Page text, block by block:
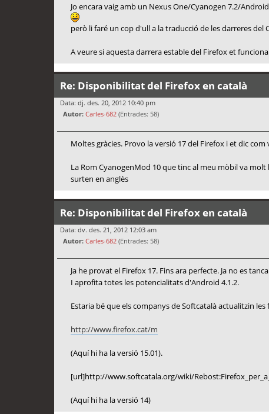
Jo encara vaig amb un Nexus One/Cyanogen 7.2/
però li faré un cop d'ull a la traducció de les darreres del
A veure si aquesta darrera estable del Firefox et
Re: Disponibilitat del Firefox en català
Data: dj. des. 20, 2012 10:40 pm
Autor: Carles-682 (Entrades: 58)
Moltes gràcies. Provo la versió 17 del Firefox i et dic com
La Rom CyanogenMod 10 que tinc al meu mòbil va
surten en anglès
Re: Disponibilitat del Firefox en català
Data: dv. des. 21, 2012 12:03 am
Autor: Carles-682 (Entrades: 58)
Ja he provat el Firefox 17. Fins ara perfecte. Ja no es
I aprofita totes les potencialitats d'Android 4.1.2.
Estaria bé que els companys de Softcatalà actualitzin
http://www.firefox.cat/m
(Aquí hi ha la versió 15.01).
[url]http://www.softcatala.org/wiki/
(Aquí hi ha la versió 14)